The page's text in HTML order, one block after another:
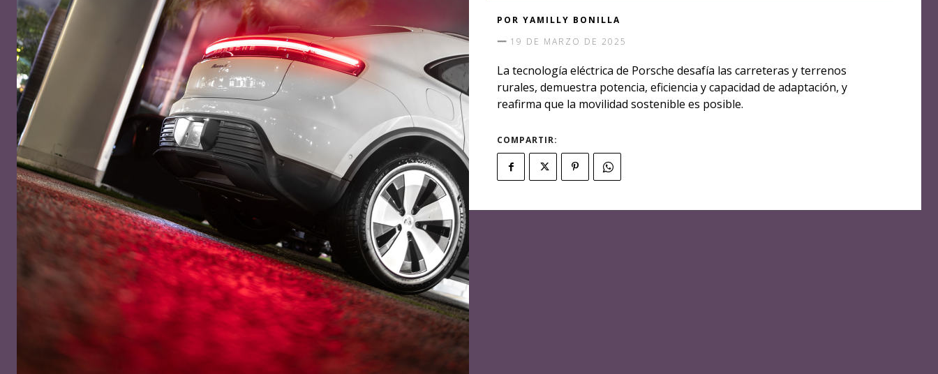
POR YAMILLY BONILLA
19 DE MARZO DE 2025
La tecnología eléctrica de Porsche desafía las carreteras y terrenos
rurales, demuestra potencia, eficiencia y capacidad de adaptación, y
reafirma que la movilidad sostenible es posible.
COMPARTIR: